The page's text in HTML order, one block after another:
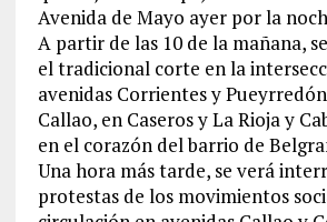
Avenida de Mayo ayer por la
A partir de las 10 de la mañana,
el tradicional corte en la
avenidas Corrientes y
Callao, en Caseros y La Rioja y
en el corazón del barrio de
Una hora más tarde, se verá
protestas de los movimientos